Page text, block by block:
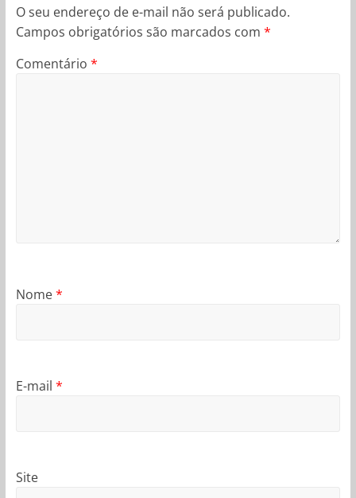
O seu endereço de e-mail não será publicado.
Campos obrigatórios são marcados com *
Comentário *
Nome*
E-mail *
Site